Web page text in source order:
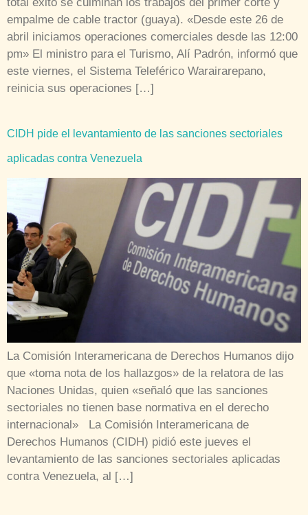
empalme de cable tractor (guaya). «Desde este 26 de
abril iniciamos operaciones comerciales desde las 12:00
pm» El ministro para el Turismo, Alí Padrón, informó que
este viernes, el Sistema Teleférico Warairarepano,
reinicia sus operaciones […]
CIDH pide el levantamiento de las sanciones sectoriales
aplicadas contra Venezuela
La Comisión Interamericana de Derechos Humanos dijo
que «toma nota de los hallazgos» de la relatora de las
Naciones Unidas, quien «señaló que las sanciones
sectoriales no tienen base normativa en el derecho
internacional» La Comisión Interamericana de
Derechos Humanos (CIDH) pidió este jueves el
levantamiento de las sanciones sectoriales aplicadas
contra Venezuela, al […]